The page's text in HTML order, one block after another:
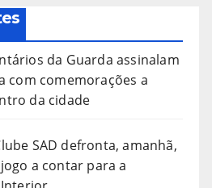
da Guarda assinalam
com comemorações a
da cidade
SAD defronta, amanhã,
a contar para a